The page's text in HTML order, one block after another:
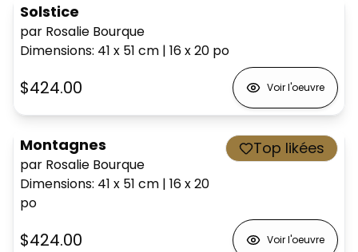
Solstice
par Rosalie Bourque
Dimensions: 41 x 51 cm | 16 x 20 po
$424.00 Voir l'oeuvre
Montagnes
par Rosalie Bourque
Dimensions: 41 x 51 cm | 16 x 20
po
Top likées
$424.00 Voir l'oeuvre